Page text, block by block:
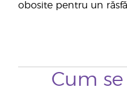
obosite pentru un
Cum